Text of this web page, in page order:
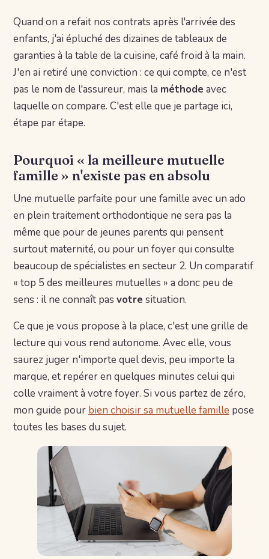
Quand on a refait nos contrats après l'arrivée des
enfants, j'ai épluché des dizaines de tableaux de
garanties à la table de la cuisine, café froid à la main.
J'en ai retiré une conviction : ce qui compte, ce n'est
pas le nom de l'assureur, mais la méthode avec
laquelle on compare. C'est elle que je partage ici,
étape par étape.
Pourquoi « la meilleure mutuelle
famille » n'existe pas en absolu
Une mutuelle parfaite pour une famille avec un ado
en plein traitement orthodontique ne sera pas la
même que pour de jeunes parents qui pensent
surtout maternité, ou pour un foyer qui consulte
beaucoup de spécialistes en secteur 2. Un comparatif
« top 5 des meilleures mutuelles » a donc peu de
sens : il ne connaît pas votre situation.
Ce que je vous propose à la place, c'est une grille de
lecture qui vous rend autonome. Avec elle, vous
saurez juger n'importe quel devis, peu importe la
marque, et repérer en quelques minutes celui qui
colle vraiment à votre foyer. Si vous partez de zéro,
mon guide pour bien choisir sa mutuelle famille pose
toutes les bases du sujet.